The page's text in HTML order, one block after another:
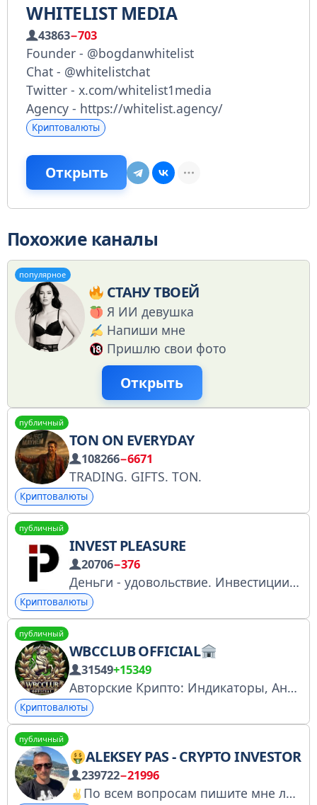
WHITELIST MEDIA
43863−703
Founder - @bogdanwhitelist
Chat - @whitelistchat
Twitter - x.com/whitelist1media
Agency - https://whitelist.agency/
Криптовалюты
Открыть
Похожие каналы
популярное
СТАНУ ТВОЕЙ
Я ИИ девушка
Напиши мне
Пришлю свои фото
Открыть
публичный
TON ON EVERYDAY
108266−6671
TRADING. GIFTS. TON.
Криптовалюты
публичный
INVEST PLEASURE
20706−376
Деньги - удовольствие. Инвестиции - деньги. Всё про фондовый рынок и инвестиции. Для друзей - https://t.me/+p53_z5MBcSAwYmRi По всем вопросам - @investpl Публикуемые прогнозы это мои личные мысли, а не рекомендации
Криптовалюты
публичный
WBCCLUB OFFICIAL
31549+15349
Авторские Крипто: Индикаторы, Аналитика: @wbccpaybot Аналитика и мнения автора.
Криптовалюты
публичный
ALEKSEY PAS - CRYPTO INVESTOR
239722−21996
По всем вопросам пишите мне лично - @lexakrm Instagram https://www.instagram.com/lexa_krm